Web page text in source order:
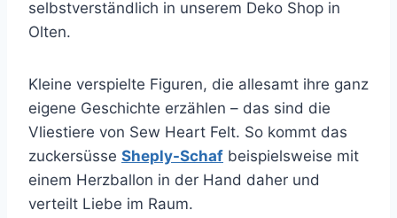
selbstverständlich in unserem Deko Shop in
Olten.
Kleine verspielte Figuren, die allesamt ihre ganz
eigene Geschichte erzählen – das sind die
Vliestiere von Sew Heart Felt. So kommt das
zuckersüsse Sheply-Schaf beispielsweise mit
einem Herzballon in der Hand daher und
verteilt Liebe im Raum.